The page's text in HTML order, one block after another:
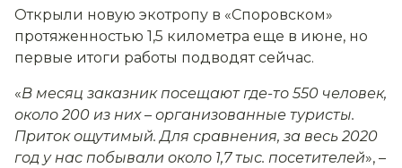
Открыли новую экотропу в «Споровском»
протяженностью 1,5 километра еще в июне, но
первые итоги работы подводят сейчас.
«В месяц заказник посещают где-то 550 человек,
около 200 из них– организованные туристы.
Приток ощутимый. Для сравнения, за весь 2020
год у нас побывали около 1,7 тыс. посетителей», –